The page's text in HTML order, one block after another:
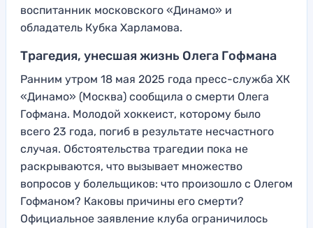
воспитанник московского «Динамо» и
обладатель Кубка Харламова.
Трагедия, унесшая жизнь Олега Гофмана
Ранним утром 18 мая 2025 года пресс-служба ХК
«Динамо» (Москва) сообщила о смерти Олега
Гофмана. Молодой хоккеист, которому было
всего 23 года, погиб в результате несчастного
случая. Обстоятельства трагедии пока не
раскрываются, что вызывает множество
вопросов у болельщиков: что произошло с Олегом
Гофманом? Каковы причины его смерти?
Официальное заявление клуба ограничилось